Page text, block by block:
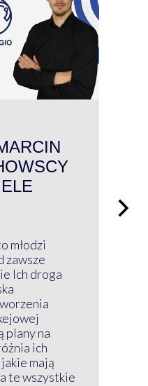
młodzi
zawsze
Ich droga
plany na
ich
mają
te wszystkie